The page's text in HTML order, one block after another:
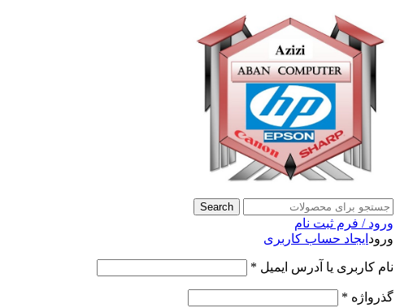
Search
ورود / فرم ثبت نام
ورود ایجاد حساب کاربری
نام کاربری یا آدرس ایمیل *
گذرواژه *